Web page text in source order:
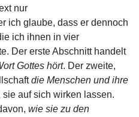
nur
ich glaube, dass er dennoch
ich ihnen in vier
Der erste Abschnitt handelt
Gottes hört. Der zweite,
die Menschen und ihre
sie auf sich wirken lassen.
wie sie zu den